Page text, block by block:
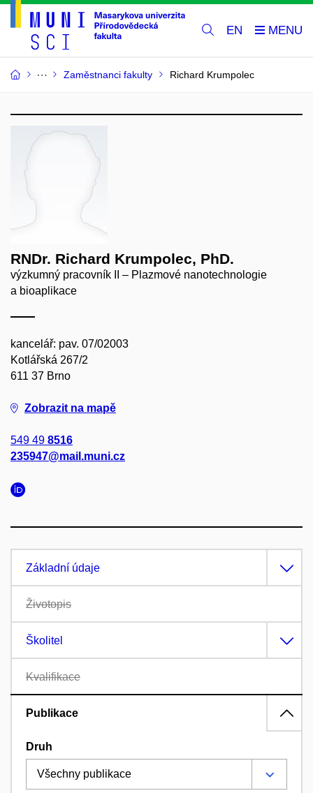
EN
Zaměstnanci fakulty Richard Krumpolec
RNDr. Richard Krumpolec, PhD.
výzkumný pracovník II – Plazmové nanotechnologie
a bioaplikace
kancelář: pav. 07/02003
Kotlářská 267/2
611 37 Brno
Zobrazit na mapě
549 49 8516
235947@mail.muni.cz
Základní údaje
Životopis
Školitel
Kvalifikace
Publikace
Druh